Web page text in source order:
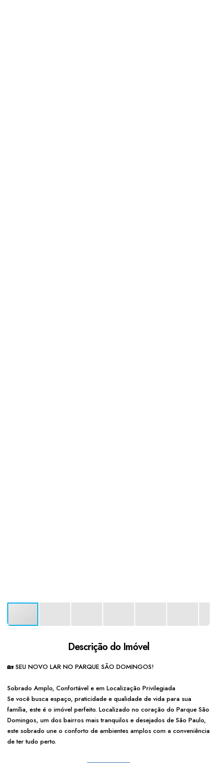
Descrição do Imóvel
🏡 SEU NOVO LAR NO PARQUE SÃO DOMINGOS!
Sobrado Amplo, Confortável e em Localização Privilegiada
Se você busca espaço, praticidade e qualidade de vida para sua
família, este é o imóvel perfeito. Localizado no coração do Parque São
Domingos, um dos bairros mais tranquilos e desejados de São Paulo,
este sobrado une o conforto de ambientes amplos com a conveniência
de ter tudo perto.